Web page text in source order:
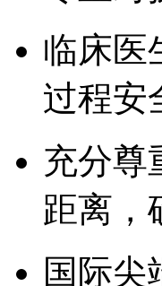
临床医
过程安
充分尊
距离，
国际尖